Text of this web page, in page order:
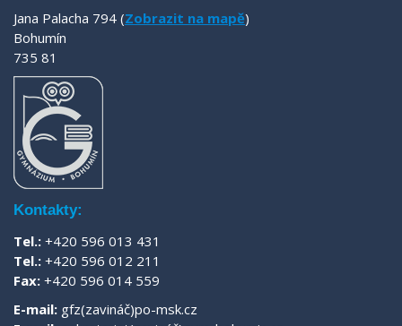
Jana Palacha 794 (Zobrazit na mapě)
Bohumín
735 81
Kontakty:
Tel.: +420 596 013 431
Tel.: +420 596 012 211
Fax: +420 596 014 559
E-mail: gfz(zavináč)po-msk.cz